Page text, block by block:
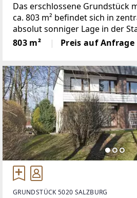
Das erschlossene Grundstück
ca. 803 m² befindet sich in
absolut sonniger Lage in der
Bauplatzerklärung liegt auf.Die
mit dem Rad oder den
803 m² Preis auf Anfrage
GRUNDSTÜCK 5020 SALZBURG